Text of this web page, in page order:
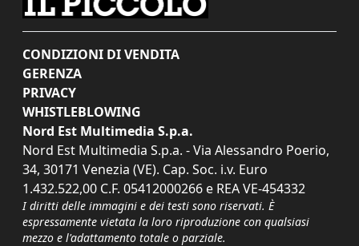
CONDIZIONI DI VENDITA
GERENZA
PRIVACY
WHISTLEBLOWING
Nord Est Multimedia S.p.a.
Nord Est Multimedia S.p.a. - Via Alessandro Poerio,
34, 30171 Venezia (VE). Cap. Soc. i.v. Euro
1.432.522,00 C.F. 05412000266 e REA VE-454332
I diritti delle immagini e dei testi sono riservati. È
espressamente vietata la loro riproduzione con qualsiasi
mezzo e l'adattamento totale o parziale.